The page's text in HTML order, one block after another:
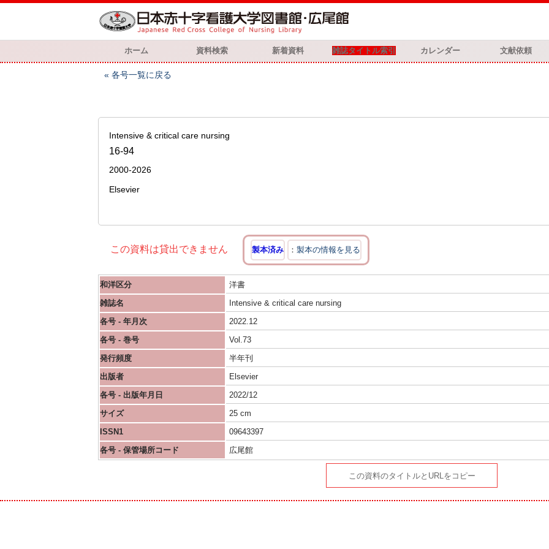
ホーム 資料検索 新着資料 雑誌タイトル索引 カレンダー 文献依頼
各号一覧に戻る
Intensive & critical care nursing
16-94
2000-2026
Elsevier
この資料は貸出できません 製本済み 製本の情報を見る
和洋区分
洋書
雑誌名
Intensive & critical care nursing
各号 - 年月次
2022.12
各号 - 巻号
Vol.73
発行頻度
半年刊
出版者
Elsevier
各号 - 出版年月日
2022/12
サイズ
25 cm
ISSN1
09643397
各号 - 保管場所コード
広尾館
この資料のタイトルとURLをコピー